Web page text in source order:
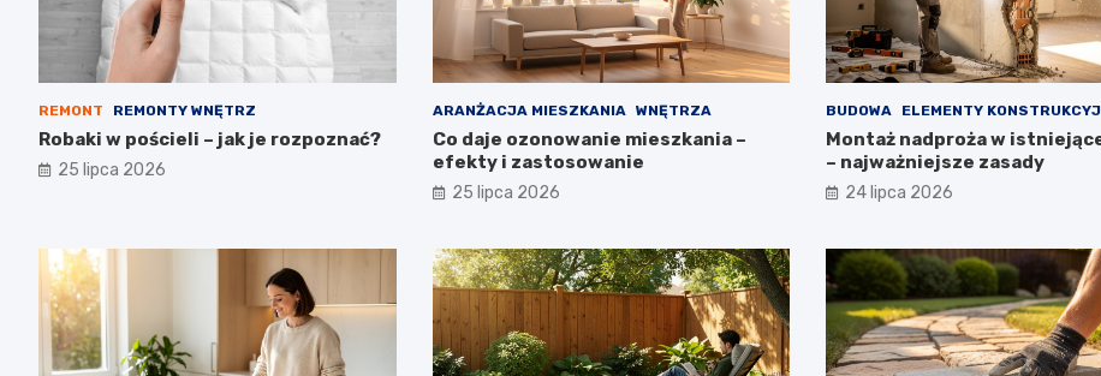
REMONT REMONTY WNĘTRZ
Robaki w pościeli – jak je rozpoznać?
25 lipca 2026
ARANŻACJA MIESZKANIA WNĘTRZA
Co daje ozonowanie mieszkania –
efekty i zastosowanie
25 lipca 2026
BUDOWA ELEMENTY
Montaż nadproża w
– najważniejsze zasady
24 lipca 2026